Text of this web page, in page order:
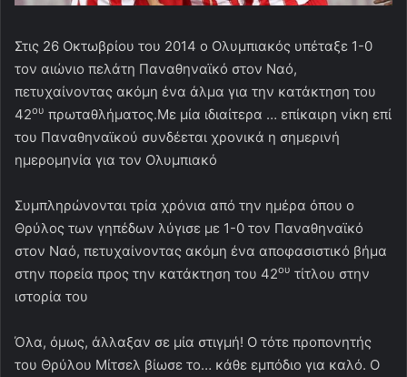
Στις 26 Οκτωβρίου του 2014 ο Ολυμπιακός υπέταξε 1-0
τον αιώνιο πελάτη Παναθηναϊκό στον Ναό,
πετυχαίνοντας ακόμη ένα άλμα για την κατάκτηση του
42ου πρωταθλήματος.Με μία ιδιαίτερα … επίκαιρη νίκη επί
του Παναθηναϊκού συνδέεται χρονικά η σημερινή
ημερομηνία για τον Ολυμπιακό
Συμπληρώνονται τρία χρόνια από την ημέρα όπου ο
Θρύλος των γηπέδων λύγισε με 1-0 τον Παναθηναϊκό
στον Ναό, πετυχαίνοντας ακόμη ένα αποφασιστικό βήμα
στην πορεία προς την κατάκτηση του 42ου τίτλου στην
ιστορία του
Όλα, όμως, άλλαξαν σε μία στιγμή! Ο τότε προπονητής
του Θρύλου Μίτσελ βίωσε το… κάθε εμπόδιο για καλό. Ο